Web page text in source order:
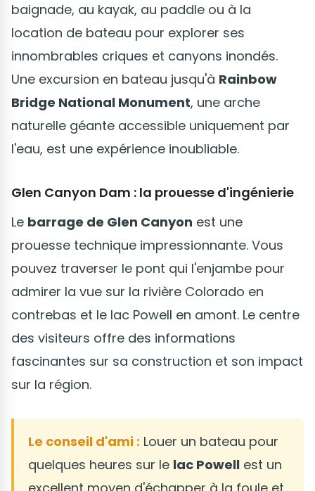
baignade, au kayak, au paddle ou à la
location de bateau pour explorer ses
innombrables criques et canyons inondés.
Une excursion en bateau jusqu'à Rainbow
Bridge National Monument, une arche
naturelle géante accessible uniquement par
l'eau, est une expérience inoubliable.
Glen Canyon Dam : la prouesse d'ingénierie
Le barrage de Glen Canyon est une
prouesse technique impressionnante. Vous
pouvez traverser le pont qui l'enjambe pour
admirer la vue sur la rivière Colorado en
contrebas et le lac Powell en amont. Le centre
des visiteurs offre des informations
fascinantes sur sa construction et son impact
sur la région.
Le conseil d'ami : Louer un bateau pour
quelques heures sur le lac Powell est un